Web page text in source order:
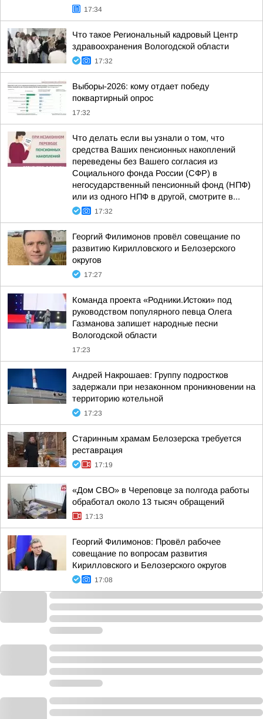
17:34
Что такое Региональный кадровый Центр
здравоохранения Вологодской области
17:32
Выборы-2026: кому отдает победу
поквартирный опрос
17:32
Что делать если вы узнали о том, что
средства Ваших пенсионных накоплений
переведены без Вашего согласия из
Социального фонда России (СФР) в
негосударственный пенсионный фонд (НПФ)
или из одного НПФ в другой, смотрите в...
17:32
Георгий Филимонов провёл совещание по
развитию Кирилловского и Белозерского
округов
17:27
Команда проекта «Родники.Истоки» под
руководством популярного певца Олега
Газманова запишет народные песни
Вологодской области
17:23
Андрей Накрошаев: Группу подростков
задержали при незаконном проникновении на
территорию котельной
17:23
Старинным храмам Белозерска требуется
реставрация
17:19
«Дом СВО» в Череповце за полгода работы
обработал около 13 тысяч обращений
17:13
Георгий Филимонов: Провёл рабочее
совещание по вопросам развития
Кирилловского и Белозерского округов
17:08